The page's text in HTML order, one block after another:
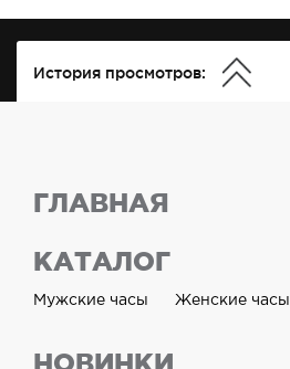
История просмотров:
ГЛАВНАЯ
КАТАЛОГ
Мужские часы Женские часы
НОВИНКИ